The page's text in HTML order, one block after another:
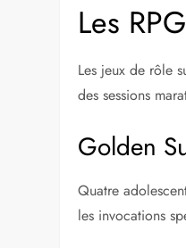
Les
Les jeux de rôle
des sessions
Golden
Quatre
les invocations